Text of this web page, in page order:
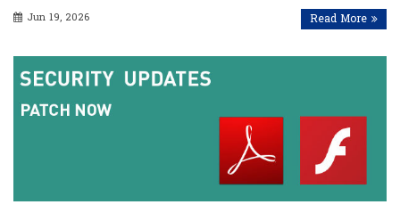
Jun 19, 2026 Read More